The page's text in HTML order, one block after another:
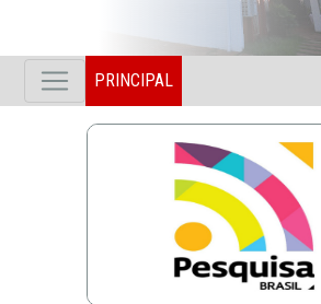
PRINCIPAL